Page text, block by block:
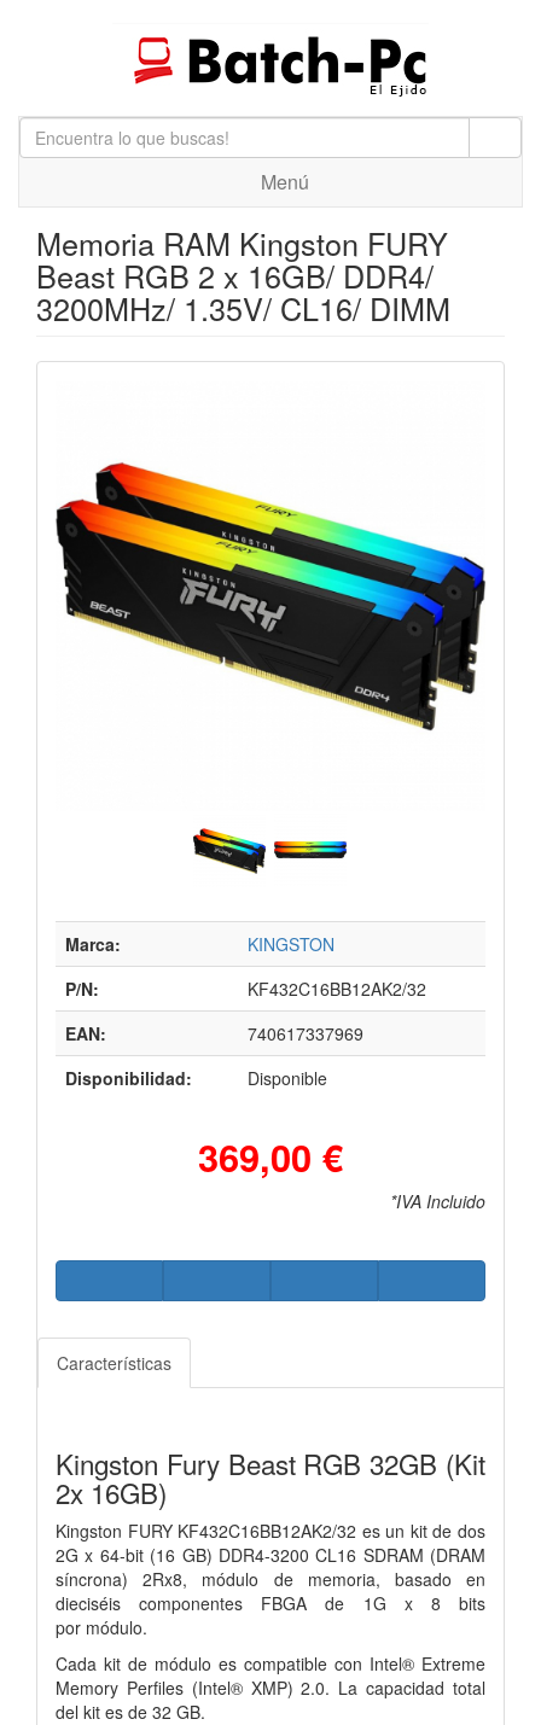
Menú
Memoria RAM Kingston FURY
Beast RGB 2 x 16GB/ DDR4/
3200MHz/ 1.35V/ CL16/ DIMM
Marca:
KINGSTON
P/N:
KF432C16BB12AK2/32
EAN:
740617337969
Disponibilidad:
Disponible
369,00 €
*IVA Incluido
Características
Kingston Fury Beast RGB 32GB (Kit
2x 16GB)
Kingston FURY KF432C16BB12AK2/32 es un kit de dos
2G x 64-bit (16 GB) DDR4-3200 CL16 SDRAM (DRAM
síncrona) 2Rx8, módulo de memoria, basado en
dieciséis componentes FBGA de 1G x 8 bits
por módulo.
Cada kit de módulo es compatible con Intel® Extreme
Memory Perfiles (Intel® XMP) 2.0. La capacidad total
del kit es de 32 GB.